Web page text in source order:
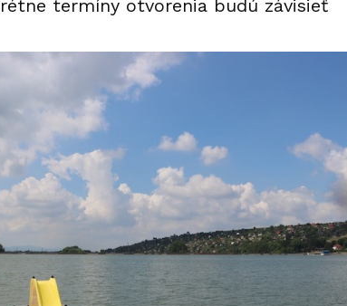
termíny otvorenia budú závisieť